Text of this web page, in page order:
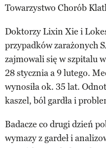
Towarzystwo Chorób
Doktorzy Lixin Xie i
przypadków zarażonych
zajmowali się w szpitalu
28 stycznia a 9 lutego.
wynosiła ok. 35 lat.
kaszel, ból gardła i
Badacze co drugi dzień
wymazy z gardeł i